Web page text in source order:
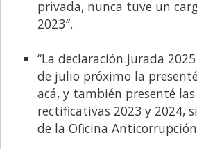
privada, nunca tuve un
2023″.
“La declaración jurada
de julio próximo la
acá, y también presenté
rectificativas 2023 y 2024,
de la Oficina